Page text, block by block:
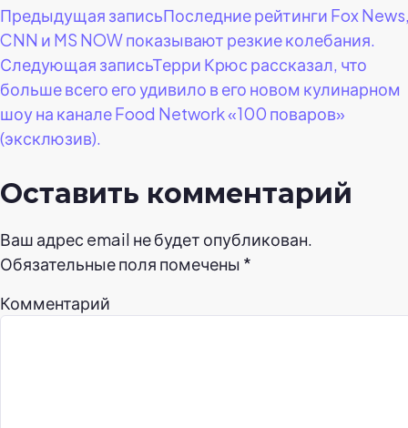
Навигация
по
записям
Предыдущая записьПоследние рейтинги Fox
CNN и MS NOW показывают резкие колебания.
Следующая записьТерри Крюс рассказал, что
больше всего его удивило в его новом кулинарном
шоу на канале Food Network «100 поваров»
(эксклюзив).
Оставить комментарий
Ваш адрес email не будет опубликован.
Обязательные поля помечены *
Комментарий